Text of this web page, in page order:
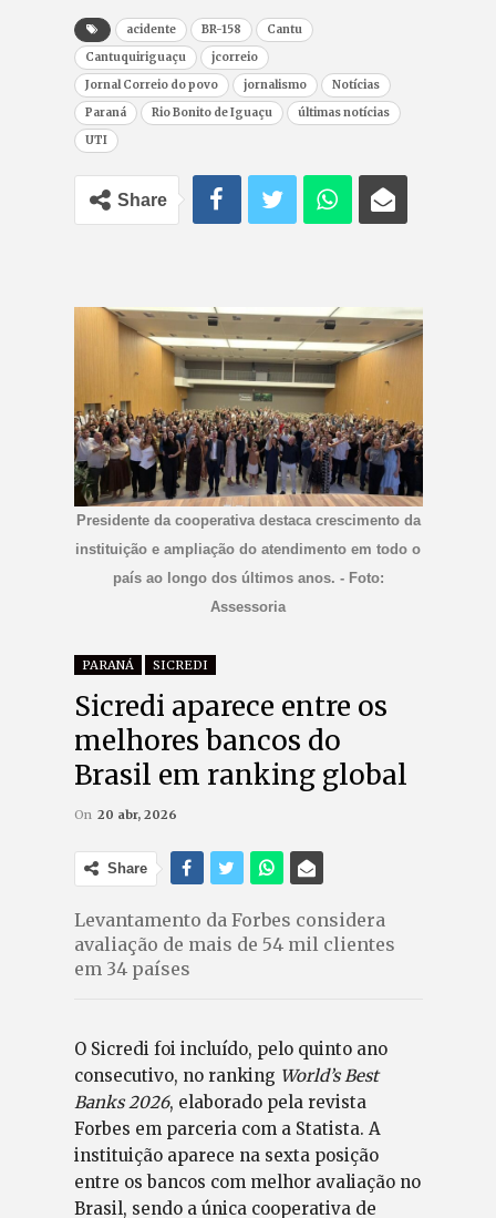
acidente BR-158
Cantu
Cantuquiriguaçu
jcorreio
Jornal Correio do povo
jornalismo
Notícias
Paraná
Rio Bonito de Iguaçu
últimas notícias
UTI
Share
Presidente da cooperativa destaca crescimento da
instituição e ampliação do atendimento em todo o
país ao longo dos últimos anos. - Foto:
Assessoria
PARANÁ SICREDI
Sicredi aparece entre os
melhores bancos do
Brasil em ranking global
On 20 abr, 2026
Share
Levantamento da Forbes considera
avaliação de mais de 54 mil clientes
em 34 países
O Sicredi foi incluído, pelo quinto ano
consecutivo, no ranking World’s Best
Banks 2026, elaborado pela revista
Forbes em parceria com a Statista. A
instituição aparece na sexta posição
entre os bancos com melhor avaliação no
Brasil, sendo a única cooperativa de